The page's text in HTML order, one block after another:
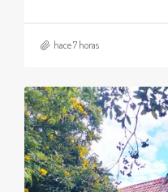
hace 7 horas